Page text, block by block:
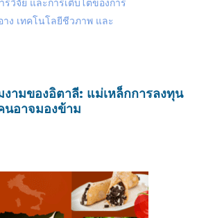
ามของอิตาลี: แม่เหล็กการลงทุน
นอาจมองข้าม